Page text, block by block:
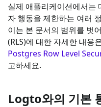
실제 애플리케이션에서는
자 행동을 제한하는 여러
이는 본 문서의 범위를 벗
(RLS)에 대한 자세한 내용
Postgres Row Level
고하세요.
Logto와의 기본